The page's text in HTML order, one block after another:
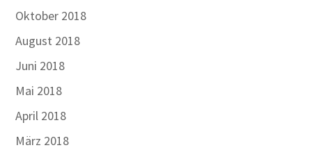
Oktober 2018
August 2018
Juni 2018
Mai 2018
April 2018
März 2018